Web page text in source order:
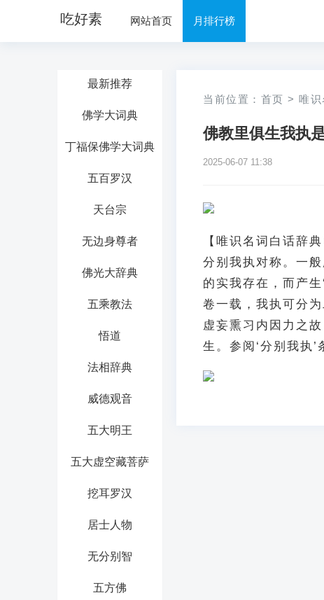
吃好素 网站首页 月排行榜
最新推荐
佛学大词典
丁福保佛学大词典
五百罗汉
天台宗
无边身尊者
佛光大辞典
五乘教法
悟道
法相辞典
威德观音
五大明王
五大虚空藏菩萨
挖耳罗汉
居士人物
无分别智
五方佛
当前位置： 首页 > 唯识
佛教里俱生我执
2025-06-07 11:38
【唯识名词白话辞
分别我执对称。一
的实我存在，而产生
卷一载，我执可分
虚妄熏习内因力之
生。参阅‘分别我执’